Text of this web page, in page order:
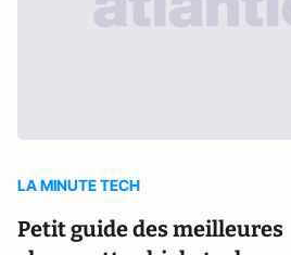
LA MINUTE TECH
Petit guide des meilleures